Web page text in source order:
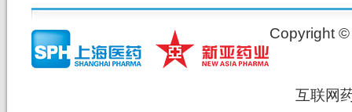
Copyright
互联网